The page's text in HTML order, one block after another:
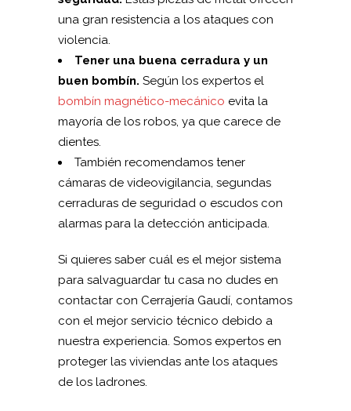
una gran resistencia a los ataques con
violencia.
Tener una buena cerradura y un
buen bombín. Según los expertos el
bombín magnético-mecánico evita la
mayoría de los robos, ya que carece de
dientes.
También recomendamos tener
cámaras de videovigilancia, segundas
cerraduras de seguridad o escudos con
alarmas para la detección anticipada.
Si quieres saber cuál es el mejor sistema
para salvaguardar tu casa no dudes en
contactar con Cerrajería Gaudí, contamos
con el mejor servicio técnico debido a
nuestra experiencia. Somos expertos en
proteger las viviendas ante los ataques
de los ladrones.